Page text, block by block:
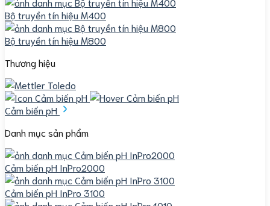
Bộ truyền tín hiệu M400
Bộ truyền tín hiệu M800
Thương hiệu
Cảm biến pH
Danh mục sản phẩm
Cảm biến pH InPro2000
Cảm biến pH InPro 3100